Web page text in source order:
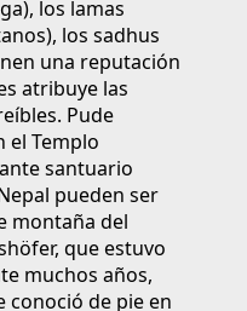
los lamas
los sadhus
una reputación
atribuye las
Pude
el Templo
santuario
pueden ser
montaña del
que estuvo
muchos años,
conoció de pie en